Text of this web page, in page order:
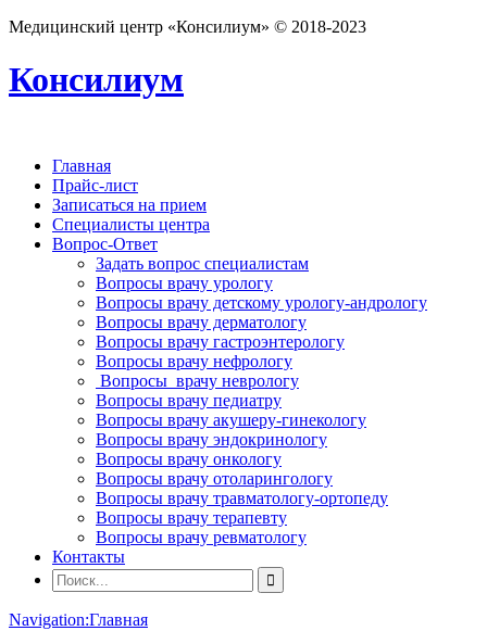
Медицинский центр «Консилиум» © 2018-2023
Консилиум
Главная
Прайс-лист
Записаться на прием
Специалисты центра
Вопрос-Ответ
Задать вопрос специалистам
Вопросы врачу урологу
Вопросы врачу детскому урологу-андрологу
Вопросы врачу дерматологу
Вопросы врачу гастроэнтерологу
Вопросы врачу нефрологу
Вопросы врачу неврологу
Вопросы врачу педиатру
Вопросы врачу акушеру-гинекологу
Вопросы врачу эндокринологу
Вопросы врачу онкологу
Вопросы врачу отоларингологу
Вопросы врачу травматологу-ортопеду
Вопросы врачу терапевту
Вопросы врачу ревматологу
Контакты
Navigation:Главная